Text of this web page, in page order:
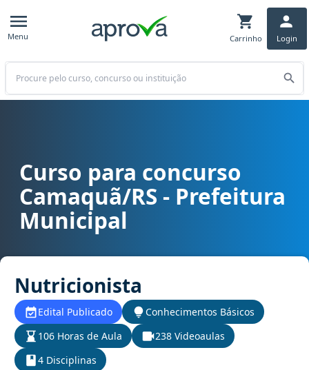
Menu Carrinho Login
Buscar
Curso para concurso Camaquã/RS - Prefeitura Municipal cargo
Curso para concurso
Camaquã/RS - Prefeitura
Municipal
Nutricionista
Edital Publicado
Conhecimentos Básicos
106 Horas de Aula
238 Videoaulas
4 Disciplinas